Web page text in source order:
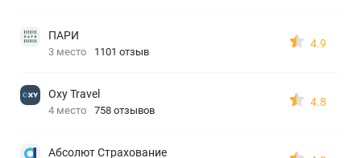
ПАРИ
3 место 1101 отзыв
4.9
Oxy Travel
4 место 758 отзывов
4.8
Абсолют Страхование